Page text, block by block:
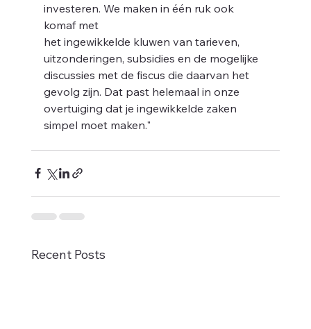
e
investeren. We maken in één ruk ook
komaf met
het ingewikkelde kluwen van tarieven,
uitzonderingen, subsidies en de mogelijke
discussies met de fiscus die daarvan het
gevolg zijn. Dat past helemaal in onze
overtuiging dat je ingewikkelde zaken
simpel moet maken."
Recent Posts